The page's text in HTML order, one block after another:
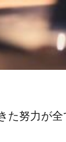
努力が全